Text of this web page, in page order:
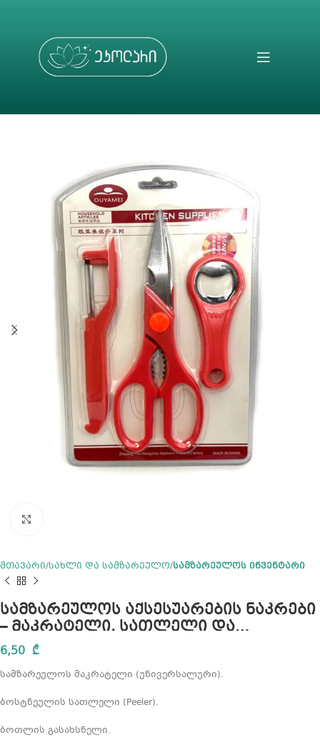
მთავარი სახლი და სამზარეულო სამზარეულოს ინვენტარი
სამზარეულოს აქსესუარების ნაკრები
– მაკრატელი, სათლელი და
გასახსნელი
6,50 ₾
სამზარეულოს მაკრატელი (უნივერსალური).
ბოსტნეულის სათლელი (Peeler).
ბოთლის გასახსნელი.